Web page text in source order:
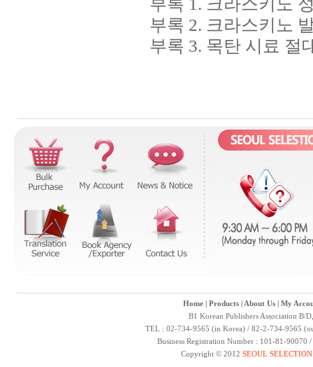
부록 1. 크라스키노
부록 2. 크라스키노
부록 3. 목탄 시료 절
Home| Products| About Us| My
B1 Korean Publishers Association B/
TEL : 02-734-9565 (in Korea) / 82-2-734-9565
Business Registration Number : 101-81-
Copyright © 2012 SEOUL SELECTION